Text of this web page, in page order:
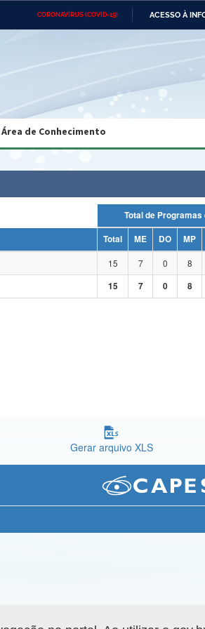
CORONAVÍRUS (COVID-19) ACESSO À
Ministério das Relações
do Desenvolvimento
Geral da União Banco Central do Brasil
Área de Conhecimento
Total ME DO MP
15 7 0 8
15 7 0 8
Gerar arquivo XLS